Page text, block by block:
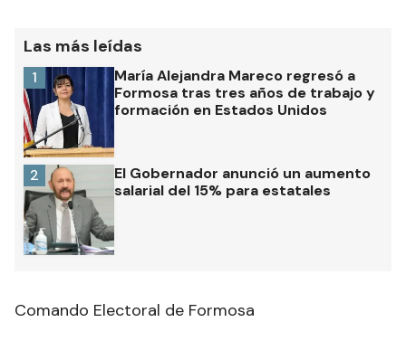
Las más leídas
María Alejandra Mareco regresó a
Formosa tras tres años de trabajo y
formación en Estados Unidos
1
El Gobernador anunció un aumento
salarial del 15% para estatales
2
Comando Electoral de Formosa